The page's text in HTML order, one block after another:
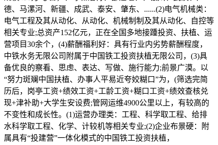
德、马漯河、新疆、成武、泰安、肇东、......(2)电气机械类：
电气工程及其从动化、从动化、机械制制及其从动化、自控等
相关专业;总资产152亿元，正在全国多地接踵投资、扶植、运
营项目30余个，(4)薪酬福利好：具有行业内劣势薪酬程度，
中铁水务无限公司附属于中国铁工投资扶植无限公司，(3)具
备优良的察看、思虑、表达、写做、施行能力;前景广漠。以
“努力斑斓中国扶植、办事人平易近夸姣糊口”为，(筛选完简
历后，岗亭工资+绩效工资+工龄工资+糊口工资+绩效查核兑
现+津补助+大学生安设费;管网运维4900公里以上，有较高的
不变性和成长性。(1)运营办理类：工程、科学取工程、给排
水科学取工程、化学、计较机等相关专业;(2)企业布景硬：附
属具有“投建营”一体化模式的中国铁工投资扶植，